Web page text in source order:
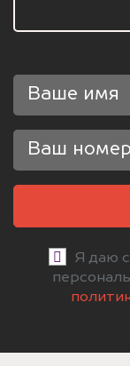
Я даю